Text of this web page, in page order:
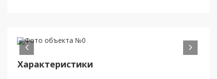
Пред
Характеристики